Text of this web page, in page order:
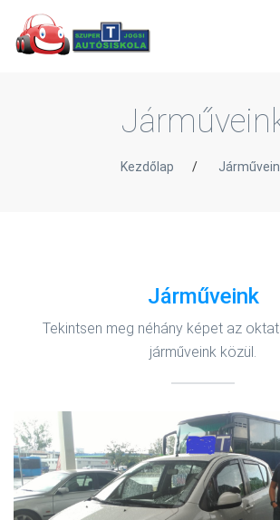
Kezdőlap /
Járműveink
Tekintsen meg néhány képet az
járműveink közül.